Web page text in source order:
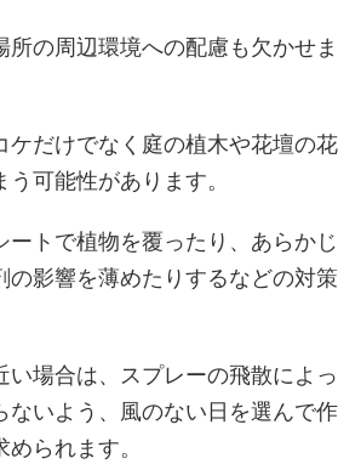
所の周辺環境への配慮も欠かせま
ケだけでなく庭の植木や花壇の花
可能性があります。
ートで植物を覆ったり、あらかじ
の影響を薄めたりするなどの対策
い場合は、スプレーの飛散によっ
ないよう、風のない日を選んで作
られます。